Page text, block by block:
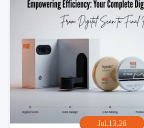
Jul,13,26